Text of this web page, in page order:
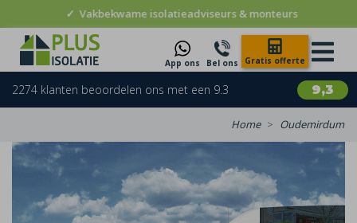
✓ Vakbekwame isolatieadviseurs & monteurs
App ons Bel ons Gratis offerte
9,3
2274 klanten beoordelen ons met een 9.3
Home Oudemirdum